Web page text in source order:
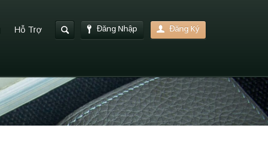
Đăng Nhập Đăng Ký
Hỗ Trợ